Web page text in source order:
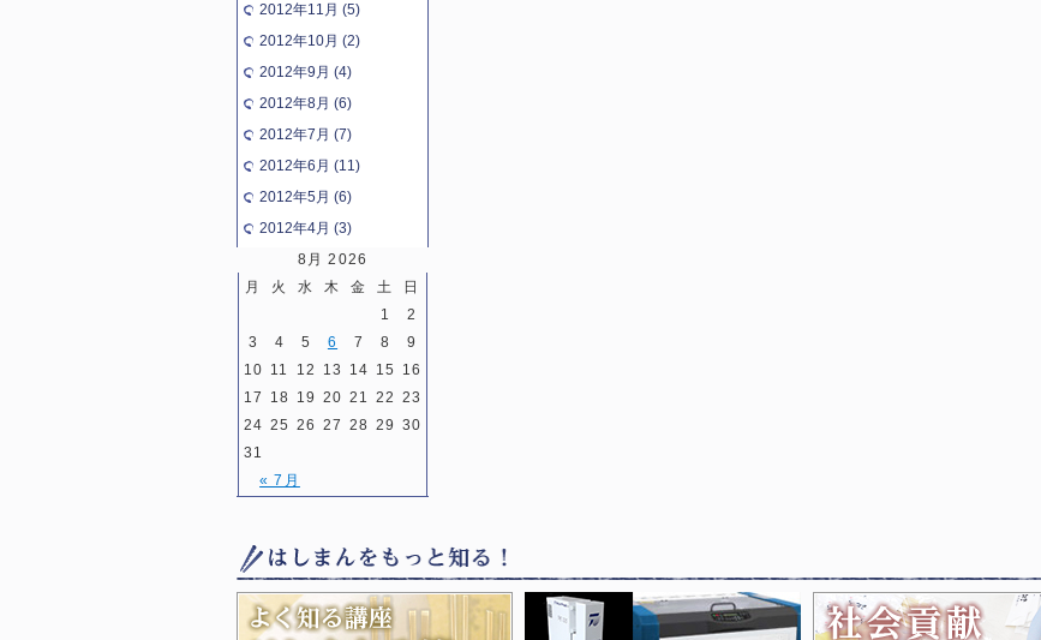
2012年11月 (5)
2012年10月 (2)
2012年9月 (4)
2012年8月 (6)
2012年7月 (7)
2012年6月 (11)
2012年5月 (6)
2012年4月 (3)
8月 2026
月
火 水 木 金 土 日
« 7月
1
2
3
4 5 6 7 8
9
10 11 12 13 14 15
16
17
18 19 20 21 22 23
24 25 26 27 28 29 30
31